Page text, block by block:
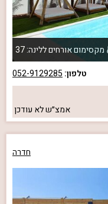
מקסימום אורחים ללינה: 37
טלפון: 052-9129285
אמצ״שלא עודכן
חדרה